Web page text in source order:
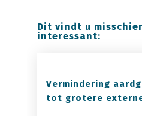
Dit vindt u
interessant:
Vermindering
tot grotere